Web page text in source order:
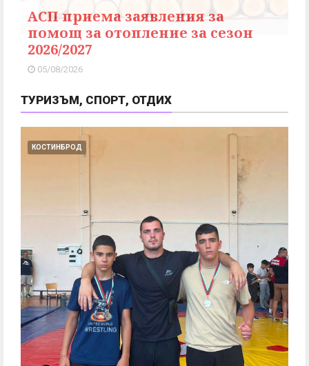
АСП приема заявления за
помощ за отопление за сезон
2026/2027
05/08/2026
ТУРИЗЪМ, СПОРТ, ОТДИХ
КОСТИНБРОД